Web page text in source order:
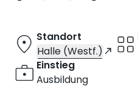
Standort
Halle (Westf.)
Einstieg
Ausbildung